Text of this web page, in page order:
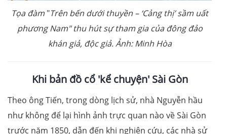
Tọa đàm "Trên bến dưới thuyền – ‘Cảng thị’ sầm uất
phương Nam" thu hút sự tham gia của đông đảo
khán giả, độc giả. Ảnh: Minh Hòa
Khi bản đồ cổ 'kể chuyện' Sài Gòn
Theo ông Tiến, trong dòng lịch sử, nhà Nguyễn hầu
như không để lại hình ảnh trực quan nào về Sài Gòn
trước năm 1850, dẫn đến khi nghiên cứu, các nhà sử